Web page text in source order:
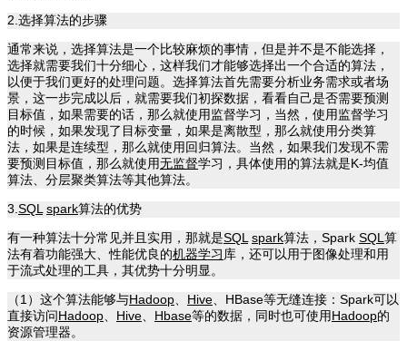
2.选择算法的步骤
通常来说，选择算法是一个比较麻烦的事情，但是并不是不能选择，
选择就需要我们十分细心，这样我们才能够选择出一个合适的算法，
以便于我们更好的处理问题。选择算法首先需要分析业务需求或者场
景，这一步完成以后，就需要我们初探数据，看看自己是否需要预测
目标值，如果需要的话，那么就使用监督学习，当然，使用监督学习
的时候，如果发现了目标变量，如果是离散型，那么就使用分类算
法，如果是连续型，那么就使用回归算法。当然，如果我们发现不需
要预测目标值，那么就使用无监督学习，具体使用的算法就是K-均值
算法、分层聚类算法等其他算法。
3. SQL spark算法的优势
有一种算法十分常见并且实用，那就是SQL spark算法，Spark SQL 算
法有着功能强大、性能优良的机器学习 库，还可以用于图像处理和用
于流式处理的工具，其优势十分明显。
（1）这个算法能够与Hadoop Hive 、HBase等无缝连接：Spark可以
直接访问Hadoop Hive Hbase等的数据，同时也可使用Hadoop的
资源管理器。